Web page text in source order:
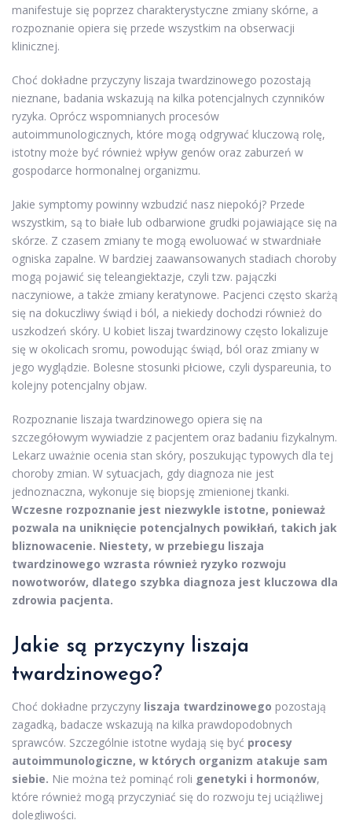
manifestuje się poprzez charakterystyczne zmiany skórne, a
rozpoznanie opiera się przede wszystkim na obserwacji
klinicznej.
Choć dokładne przyczyny liszaja twardzinowego pozostają
nieznane, badania wskazują na kilka potencjalnych czynników
ryzyka. Oprócz wspomnianych procesów
autoimmunologicznych, które mogą odgrywać kluczową rolę,
istotny może być również wpływ genów oraz zaburzeń w
gospodarce hormonalnej organizmu.
Jakie symptomy powinny wzbudzić nasz niepokój? Przede
wszystkim, są to białe lub odbarwione grudki pojawiające się na
skórze. Z czasem zmiany te mogą ewoluować w stwardniałe
ogniska zapalne. W bardziej zaawansowanych stadiach choroby
mogą pojawić się teleangiektazje, czyli tzw. pajączki
naczyniowe, a także zmiany keratynowe. Pacjenci często skarżą
się na dokuczliwy świąd i ból, a niekiedy dochodzi również do
uszkodzeń skóry. U kobiet liszaj twardzinowy często lokalizuje
się w okolicach sromu, powodując świąd, ból oraz zmiany w
jego wyglądzie. Bolesne stosunki płciowe, czyli dyspareunia, to
kolejny potencjalny objaw.
Rozpoznanie liszaja twardzinowego opiera się na
szczegółowym wywiadzie z pacjentem oraz badaniu fizykalnym.
Lekarz uważnie ocenia stan skóry, poszukując typowych dla tej
choroby zmian. W sytuacjach, gdy diagnoza nie jest
jednoznaczna, wykonuje się biopsję zmienionej tkanki.
Wczesne rozpoznanie jest niezwykle istotne, ponieważ
pozwala na uniknięcie potencjalnych powikłań, takich jak
bliznowacenie. Niestety, w przebiegu liszaja
twardzinowego wzrasta również ryzyko rozwoju
nowotworów, dlatego szybka diagnoza jest kluczowa dla
zdrowia pacjenta.
Jakie są przyczyny liszaja
twardzinowego?
Choć dokładne przyczyny liszaja twardzinowego pozostają
zagadką, badacze wskazują na kilka prawdopodobnych
sprawców. Szczególnie istotne wydają się być procesy
autoimmunologiczne, w których organizm atakuje sam
siebie. Nie można też pominąć roli genetyki i hormonów,
które również mogą przyczyniać się do rozwoju tej uciążliwej
dolegliwości.